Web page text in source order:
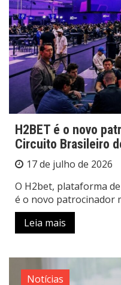
H2BET é o novo
Circuito Brasileiro
17 de julho de 2026
O H2bet, plataforma
é o novo patrocinador
Leia mais
Notícias